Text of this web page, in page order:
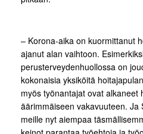
– Korona-aika on kuormittanut
ajanut alan vaihtoon.
perusterveydenhuollossa on
kokonaisia yksiköitä
myös työnantajat ovat alkaneet
äärimmäiseen vakavuuteen. Ja
meille nyt aiempaa